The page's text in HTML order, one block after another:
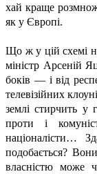
хай краще
як у Європі.
Що ж у цій схемі
міністр Арсеній
боків — і від
телевізійних
землі стирчить у
проти і
націоналісти…
подобається?
власністю може